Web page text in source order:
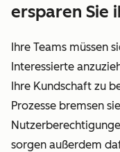
ersparen Sie
Ihre Teams müssen
Interessierte
Ihre Kundschaft zu
Prozesse bremsen
sorgen außerdem